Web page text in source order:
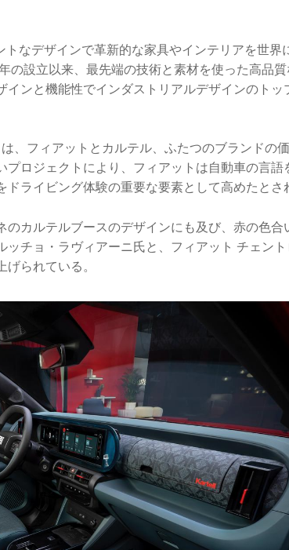
なデザインで革新的な家具やインテリアを世界
の設立以来、最先端の技術と素材を使った高品質
インと機能性でインダストリアルデザインのトッ
、フィアットとカルテル、ふたつのブランドの
ロジェクトにより、フィアットは自動車の言語
ライビング体験の重要な要素として高めたとさ
のカルテルブースのデザインにも及び、赤の色合
チョ・ラヴィアーニ氏と、フィアット チェント
られている。